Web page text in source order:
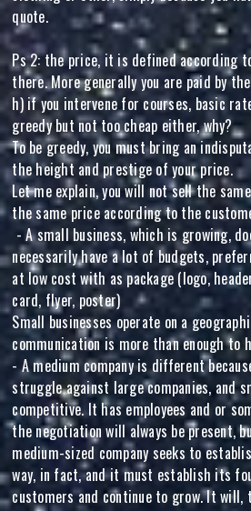
quote.
Ps 2: the price, it is defined according
there. More generally you are paid by
h) if you intervene for courses, basic
greedy but not too cheap either, why?
To be greedy, you must bring an
the height and prestige of your price.
Let me explain, you will not sell the
the same price according to the
- A small business, which is growing,
necessarily have a lot of budgets,
at low cost with as package (logo,
card, flyer, poster)
Small businesses operate on a
communication is more than enough to
- A medium company is different
struggle against large companies, and
competitive. It has employees and or
the negotiation will always be present,
medium-sized company seeks to
way, in fact, and it must establish its
customers and continue to grow. It will,